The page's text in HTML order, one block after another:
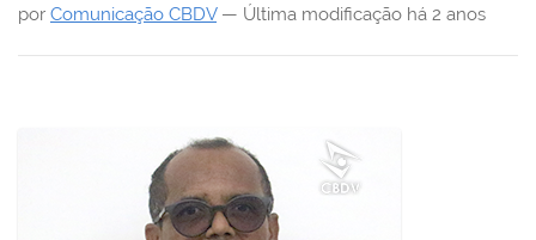
por Comunicação CBDV— Última modificação há 2 anos